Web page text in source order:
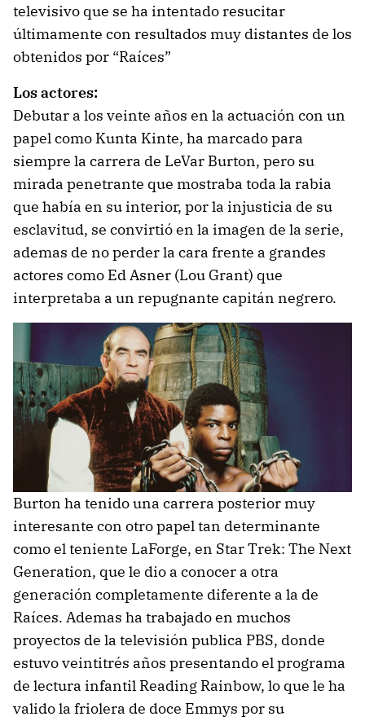
televisivo que se ha intentado resucitar
últimamente con resultados muy distantes de los
obtenidos por “Raíces”
Los actores:
Debutar a los veinte años en la actuación con un
papel como Kunta Kinte, ha marcado para
siempre la carrera de LeVar Burton, pero su
mirada penetrante que mostraba toda la rabia
que había en su interior, por la injusticia de su
esclavitud, se convirtió en la imagen de la serie,
ademas de no perder la cara frente a grandes
actores como Ed Asner (Lou Grant) que
interpretaba a un repugnante capitán negrero.
Burton ha tenido una carrera posterior muy
interesante con otro papel tan determinante
como el teniente LaForge, en Star Trek: The Next
Generation, que le dio a conocer a otra
generación completamente diferente a la de
Raíces. Ademas ha trabajado en muchos
proyectos de la televisión publica PBS, donde
estuvo veintitrés años presentando el programa
de lectura infantil Reading Rainbow, lo que le ha
valido la friolera de doce Emmys por su